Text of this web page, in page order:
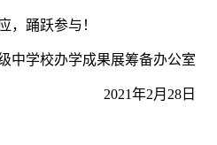
，踊跃参与！
中学校办学成果展筹备办公室
2021年2月28日